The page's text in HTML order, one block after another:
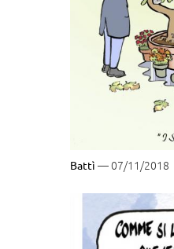
Battì — 07/11/2018